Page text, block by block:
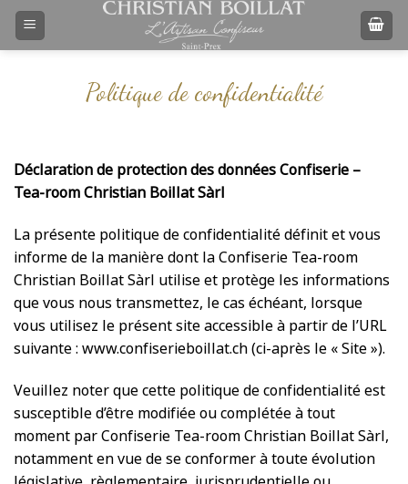
Passer
Politique de confidentialité
Déclaration de protection des données Confiserie –
Tea-room Christian Boillat Sàrl
La présente politique de confidentialité définit et vous
informe de la manière dont la Confiserie Tea-room
Christian Boillat Sàrl utilise et protège les informations
que vous nous transmettez, le cas échéant, lorsque
vous utilisez le présent site accessible à partir de l’URL
suivante : www.confiserieboillat.ch (ci-après le « Site »).
Veuillez noter que cette politique de confidentialité est
susceptible d’être modifiée ou complétée à tout
moment par Confiserie Tea-room Christian Boillat Sàrl,
notamment en vue de se conformer à toute évolution